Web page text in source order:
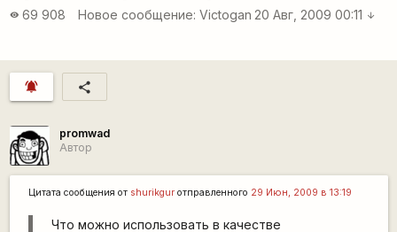
visibility 69 908 Новое сообщение: Victogan 20 Авг, 2009 00:11 arrow_downward
notifications_active share
promwad
Автор
Цитата сообщения от shurikgurотправленного 29 Июн, 2009 в 13:19
Что можно использовать в качестве